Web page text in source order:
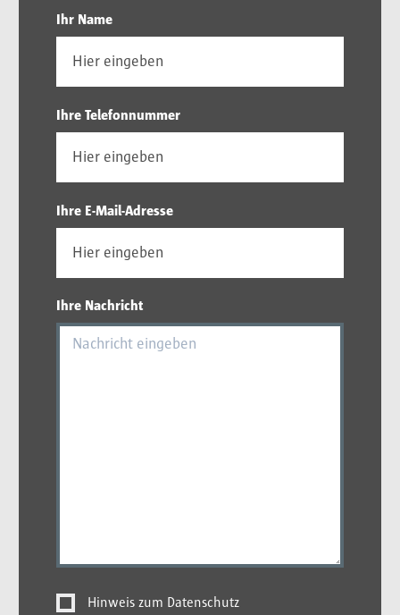
Ihr Name
Ihre Telefonnummer
Ihre E-Mail-Adresse
Ihre Nachricht
Hinweis zum Datenschutz